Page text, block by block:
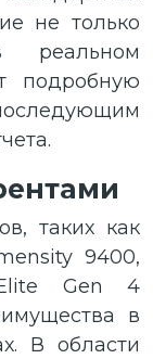
не только
реальном
подробную
таких как
9400,
Gen 4
в
В области